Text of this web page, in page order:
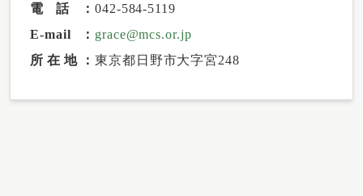
電話
042-584-5119
E-mail
grace@mcs.or.jp
所在地
東京都日野市大字宮248